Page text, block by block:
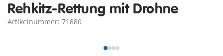
Rehkitz-Rettung mit Drohne
Artikelnummer: 71880